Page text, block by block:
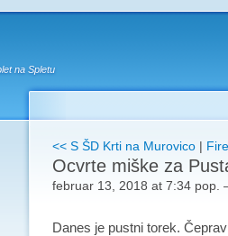
na Spletu
<< S ŠD Krti na Murovico |
Ocvrte miške za
februar 13, 2018 at 7:34 pop.
Danes je pustni torek.